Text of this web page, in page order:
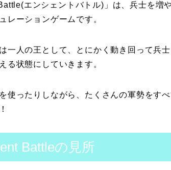
エンシェントバトル)」は、兵士を増
レーションゲームです。
一人の王として、とにかく動き回って兵
る状態にしていきます。
を使ったりしながら、たくさんの軍勢をす
Battleの見所